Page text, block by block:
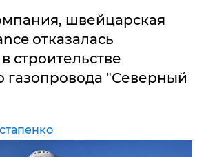
швейцарская
отказалась
строительстве
газопровода "Северный